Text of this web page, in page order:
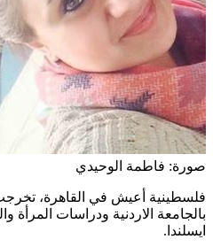
صورة: فاطمة الوحيدي
فلسطينية أعيش في القاهرة،
بالجامعة الاردنية ودراسات المرأة
ايسلندا.